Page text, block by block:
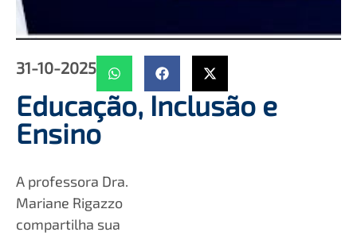
31-10-2025
Educação, Inclusão e
Ensino
A professora Dra.
Mariane Rigazzo
compartilha sua